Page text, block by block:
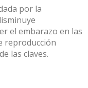
por la
el embarazo en las
reproducción
las claves.